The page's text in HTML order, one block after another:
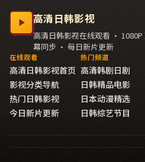
高清日韩影视
高清日韩影视在线观看 ·
幕同步 · 每日新片更新
在线观看
高清日韩影视首页
影视分类导航
热门日韩影视
今日新片更新
热门频道
高清韩剧日剧
日韩精品电影
日本动漫精选
日韩综艺节目